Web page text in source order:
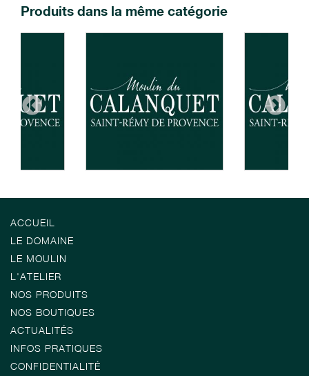
Produits dans la même catégorie
ACCUEIL
LE DOMAINE
LE MOULIN
L'ATELIER
NOS PRODUITS
NOS BOUTIQUES
ACTUALITÉS
INFOS PRATIQUES
CONFIDENTIALITÉ